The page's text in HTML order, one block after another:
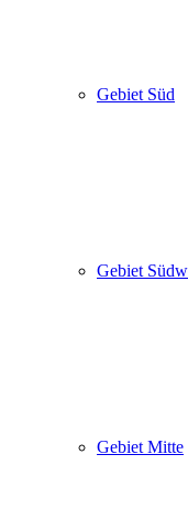
Gebiet Süd
Gebiet
Gebiet Mitte